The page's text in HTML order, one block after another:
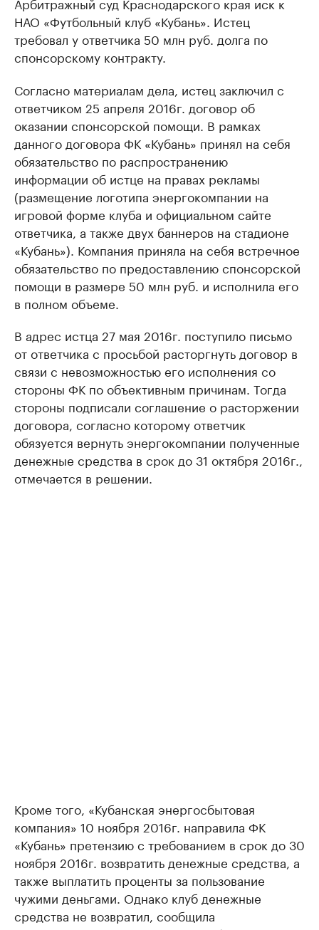
НАО «Футбольный клуб «Кубань». Истец
требовал у ответчика 50 млн руб. долга по
спонсорскому контракту.
Согласно материалам дела, истец заключил с
ответчиком 25 апреля 2016г. договор об
оказании спонсорской помощи. В рамках
данного договора ФК «Кубань» принял на себя
обязательство по распространению
информации об истце на правах рекламы
(размещение логотипа энергокомпании на
игровой форме клуба и официальном сайте
ответчика, а также двух баннеров на стадионе
«Кубань»). Компания приняла на себя встречное
обязательство по предоставлению спонсорской
помощи в размере 50 млн руб. и исполнила его
в полном объеме.
В адрес истца 27 мая 2016г. поступило письмо
от ответчика с просьбой расторгнуть договор в
связи с невозможностью его исполнения со
стороны ФК по объективным причинам. Тогда
стороны подписали соглашение о расторжении
договора, согласно которому ответчик
обязуется вернуть энергокомпании полученные
денежные средства в срок до 31 октября 2016г.,
отмечается в решении.
Кроме того, «Кубанская энергосбытовая
компания» 10 ноября 2016г. направила ФК
«Кубань» претензию с требованием в срок до 30
ноября 2016г. возвратить денежные средства, а
также выплатить проценты за пользование
чужими деньгами. Однако клуб денежные
средства не возвратил, сообщила